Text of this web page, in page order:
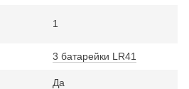
1
3 батарейки LR41
Да